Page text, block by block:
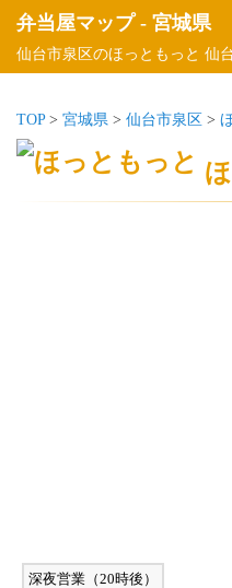
弁当屋マップ- 宮城県
仙台市泉区のほっともっと 仙
TOP> 宮城県 > 仙台市泉区 >
深夜営業（20時後）